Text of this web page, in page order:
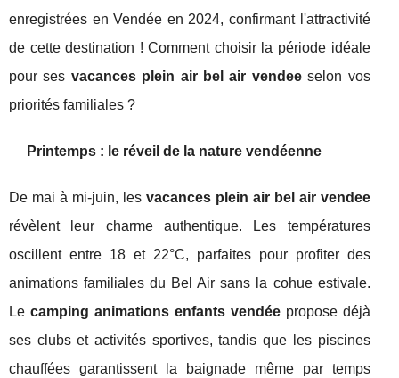
enregistrées en Vendée en 2024, confirmant l'attractivité
de cette destination ! Comment choisir la période idéale
pour ses vacances plein air bel air vendeeselon vos
priorités familiales ?
Printemps : le réveil de la nature vendéenne
De mai à mi-juin, les vacances plein air bel air vendee
révèlent leur charme authentique. Les températures
oscillent entre 18 et 22°C, parfaites pour profiter des
animations familiales du Bel Air sans la cohue estivale.
Le camping animations enfants vendéepropose déjà
ses clubs et activités sportives, tandis que les piscines
chauffées garantissent la baignade même par temps